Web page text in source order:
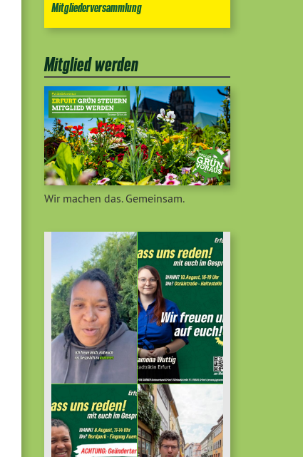
Mitgliederversammlung
Mitglied werden
Wir machen das. Gemeinsam.